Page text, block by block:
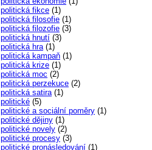
politická fikce (1)
politická filosofie (1)
politická filozofie (3)
politická hnutí (3)
politická hra(1)
politická kampaň (1)
politická krize (1)
politická moc (2)
politická perzekuce (2)
politická satira(1)
politické (5)
politické a sociální poměry (1)
politické dějiny (1)
politické novely (2)
politické procesy (3)
politické pronásledování (1)